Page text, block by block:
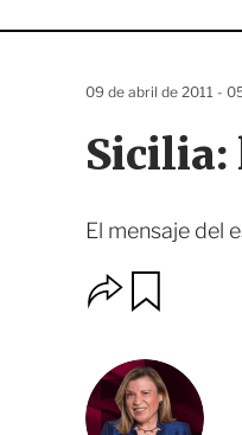
e
El mensaje del
09 de abril de 2011 -
O
p
o
n
e
d
a
r